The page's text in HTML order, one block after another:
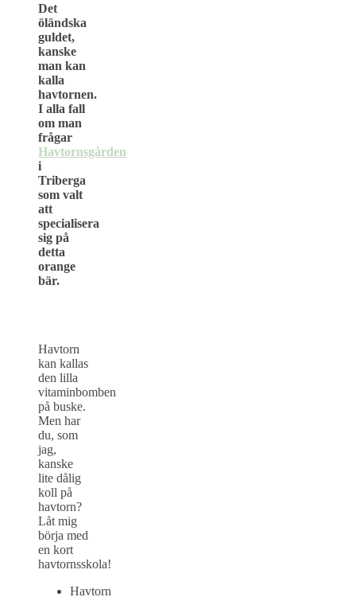
Det
öländska
guldet,
kanske
man kan
kalla
havtornen.
I alla fall
om man
frågar
Havtornsgården
i
Triberga
som valt
att
specialisera
sig på
detta
orange
bär.
Havtorn
kan kallas
den lilla
vitaminbomben
på buske.
Men har
du, som
jag,
kanske
lite dålig
koll på
havtorn?
Låt mig
börja med
en kort
havtornsskola!
Havtorn